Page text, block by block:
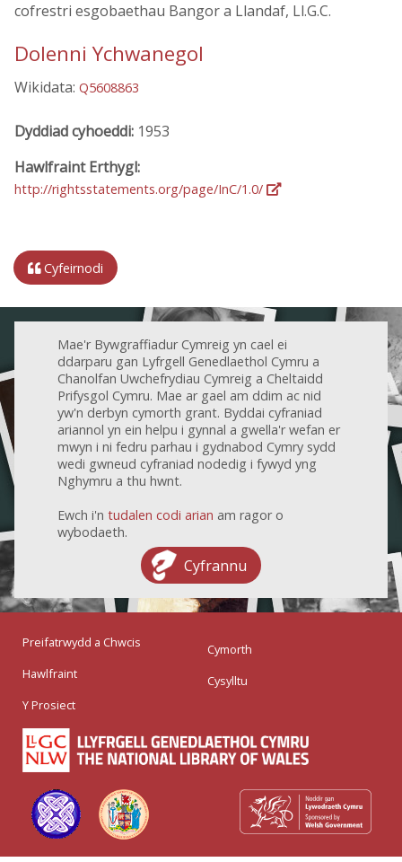
cofrestri esgobaethau Bangor a Llandaf, Ll.G.C.
Dolenni Ychwanegol
Wikidata: Q5608863
Dyddiad cyhoeddi: 1953
Hawlfraint Erthygl:
http://rightsstatements.org/page/InC/1.0/
Cyfeirnodi
Mae'r Bywgraffiadur Cymreig yn cael ei
ddarparu gan Lyfrgell Genedlaethol Cymru a
Chanolfan Uwchefrydiau Cymreig a Cheltaidd
Prifysgol Cymru. Mae ar gael am ddim ac nid
yw'n derbyn cymorth grant. Byddai cyfraniad
ariannol yn ein helpu i gynnal a gwella'r wefan er
mwyn i ni fedru parhau i gydnabod Cymry sydd
wedi gwneud cyfraniad nodedig i fywyd yng
Nghymru a thu hwnt.
Ewch i'n tudalen codi arian am ragor o
wybodaeth.
Cyfrannu
Preifatrwydd a Chwcis
Hawlfraint
Y Prosiect
Cymorth
Cysylltu